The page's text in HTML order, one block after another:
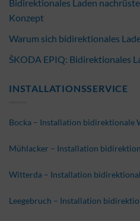
Bidirektionales Laden
Konzept
Warum sich bidirektionales
ŠKODA EPIQ: Bidirektionales
INSTALLATIONSSERVICE
Bocka – Installation bidirektionale
Mühlacker – Installation
Witterda – Installation
Leegebruch – Installation